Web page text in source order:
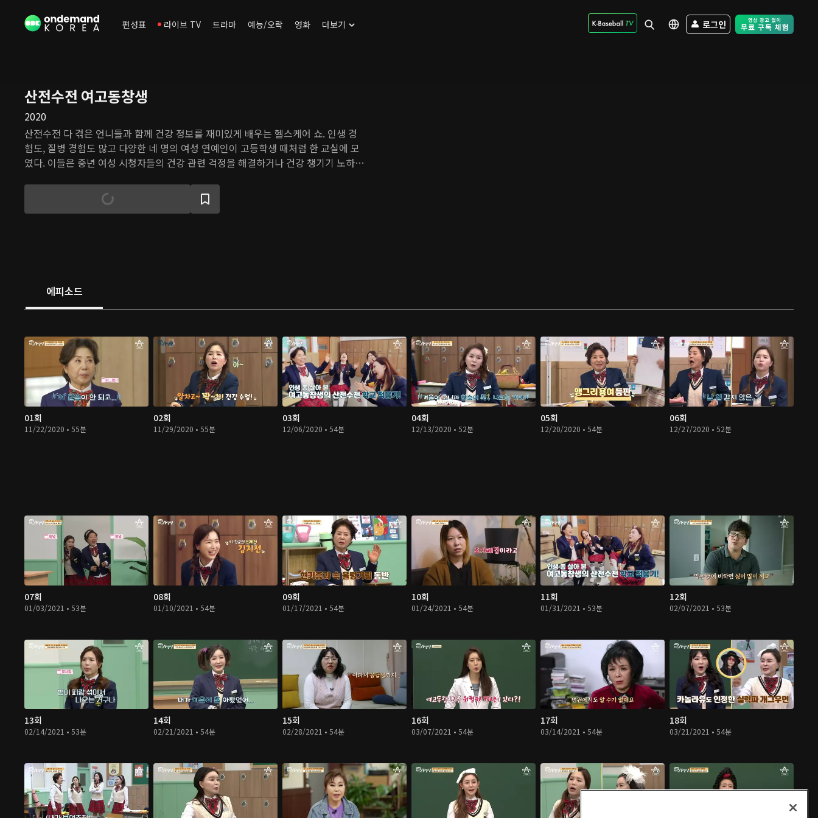
편성표 라이브 TV 드라마 예능/오락 영화 더보기 로그인 Free Trial -
산전수전 여고동창생
2020
산전수전 다 겪은 언니들과 함께 건강 정보를 재미있게 배우는 헬스케어 쇼. 인생 경
험도, 질병 경험도 많고 다양한 네 명의 여성 연예인이 고등학생 때처럼 한 교실에 모
였다. 이들은 중년 여성 시청자들의 건강 관련 걱정을 해결하거나 건강 챙기기 노하우
에피소드
01회
11/22/2020 • 55분
02회
11/29/2020 • 55분
03회
12/06/2020 • 54분
04회
12/13/2020 • 52분
05회
12/20/2020 • 54분
06회
12/27/2020 • 52분
07회
01/03/2021 • 53분
08회
01/10/2021 • 54분
09회
01/17/2021 • 54분
10회
01/24/2021 • 54분
11회
01/31/2021 • 53분
12회
02/07/2021 • 53분
13회
02/14/2021 • 53분
14회
02/21/2021 • 54분
15회
02/28/2021 • 54분
16회
03/07/2021 • 54분
17회
03/14/2021 • 54분
18회
03/21/2021 • 54분